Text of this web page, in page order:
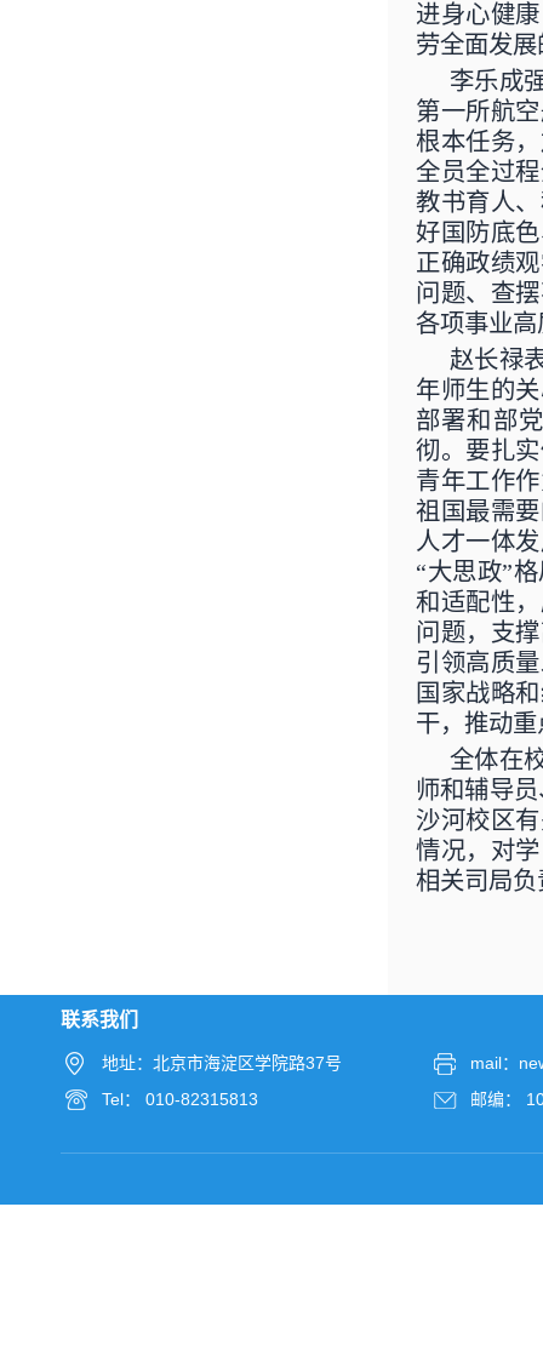
进身心健
劳全面发
李乐成
第一所航
根本任务
全员全过
教书育人
好国防底
正确政绩
问题、查
各项事业
赵长禄
年师生的
部署和部
彻。要扎
青年工作
祖国最需
人才一体
“大思政”
和适配性
问题，支
引领高质
国家战略
干，推动
全体在
师和辅导
沙河校区
情况，对
相关司局
联系我们
地址：北京市海淀区学院路37号
mail：
Tel： 010-82315813
邮编：